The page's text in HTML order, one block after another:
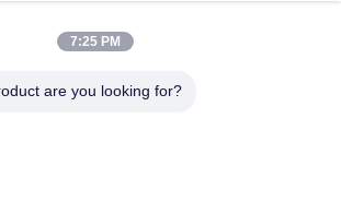
7:25 PM
are you looking for?